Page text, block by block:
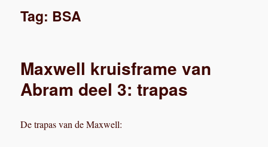
Tag: BSA
Maxwell kruisframe van
Abram deel 3: trapas
De trapas van de Maxwell: